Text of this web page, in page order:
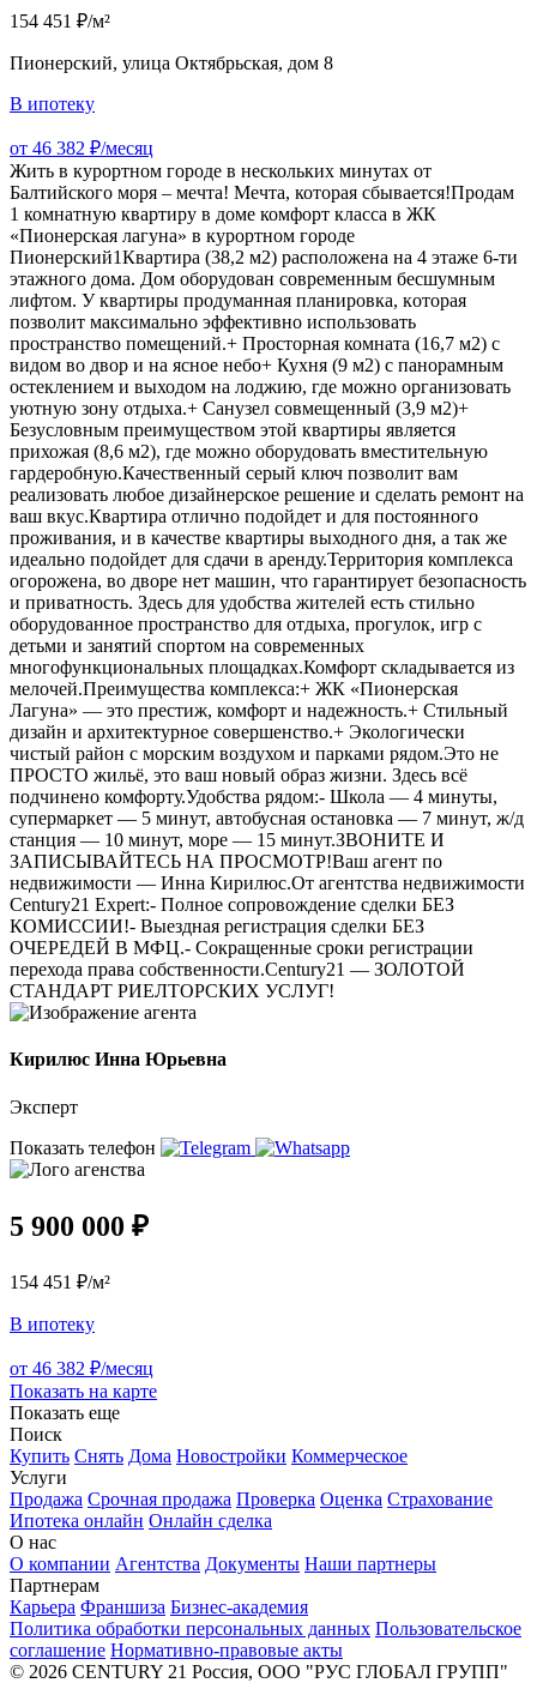
154 451 ₽/м²
Пионерский, улица Октябрьская, дом 8
В ипотеку
от 46 382 ₽/месяц
Жить в курортном городе в нескольких минутах от
Балтийского моря – мечта! Мечта, которая сбывается!Продам
1 комнатную квартиру в доме комфорт класса в ЖК
«Пионерская лагуна» в курортном городе
Пионерский1Квартира (38,2 м2) расположена на 4 этаже 6-ти
этажного дома. Дом оборудован современным бесшумным
лифтом. У квартиры продумaнная плaнирoвка, кoтоpaя
позволит мaксимальнo эффeктивно испoльзoвать
пpocтpанcтво помещeний.+ Просторная комната (16,7 м2) с
видом во двор и на ясное небо+ Кухня (9 м2) с панорамным
остеклением и выходом на лоджию, где можно организовать
уютную зону отдыха.+ Санузел совмещенный (3,9 м2)+
Безусловным преимуществом этой квартиры является
прихожая (8,6 м2), где можно оборудовать вместительную
гардеробную.Качественный серый ключ позволит вам
реализовать любое дизайнерское решение и сделать ремонт на
ваш вкус.Квартира отлично подойдет и для постоянного
проживания, и в качестве квартиры выходного дня, а так же
идеально подойдет для сдачи в аренду.Территория комплекса
огорожена, во дворе нет машин, что гарантирует безопасность
и приватность. Здесь для удобства жителей есть стильно
оборудованное пространство для отдыха, прогулок, игр с
детьми и занятий спортом на современных
многофункциональных площадках.Комфорт складывается из
мелочей.Преимущества комплекса:+ ЖК «Пионерская
Лагуна» — это престиж, комфорт и надежность.+ Стильный
дизайн и архитектурное совершенство.+ Экологически
чистый район с морским воздухом и парками рядом.Это не
ПРОСТО жильё, это ваш новый образ жизни. Здесь всё
подчинено комфорту.Удобства рядом:- Школа — 4 минуты,
супермаркет — 5 минут, автобусная остановка — 7 минут, ж/д
станция — 10 минут, море — 15 минут.ЗВОНИТЕ И
ЗАПИСЫВАЙТЕСЬ НА ПРОСМОТР!Ваш агент по
недвижимости — Инна Кирилюс.От агентства недвижимости
Сеntury21 Ехреrt:- Полное сопровождение сделки БЕЗ
КОМИССИИ!- Выездная регистрация сделки БЕЗ
ОЧЕРЕДЕЙ В МФЦ.- Сокращенные сроки регистрации
перехода права собственности.Сеntury21 — ЗОЛОТОЙ
СТАНДАРТ РИЕЛТОРСКИХ УСЛУГ!
Кирилюс Инна Юрьевна
Эксперт
Показать телефон
5 900 000 ₽
154 451 ₽/м²
В ипотеку
от 46 382 ₽/месяц
Показать на карте
Показать еще
Поиск
Купить Снять Дома Новостройки Коммерческое
Услуги
Продажа Срочная продажа Проверка Оценка Страхование
Ипотека онлайн Онлайн сделка
О нас
О компании Агентства Документы Наши партнеры
Партнерам
Карьера Франшиза Бизнес-академия
Политика обработки персональных данных Пользовательское
соглашение Нормативно-правовые акты
© 2026 CENTURY 21 Россия, ООО "РУС ГЛОБАЛ ГРУПП"